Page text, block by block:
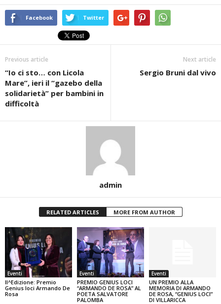
Facebook Twitter
Previous article
“Io ci sto… con Licola
Mare”, ieri il “gazebo della
solidarietà” per bambini in
difficoltà
Next article
Sergio Bruni dal vivo
admin
RELATED ARTICLES MORE FROM AUTHOR
Eventi
II^Edizione: Premio
Genius loci Armando De
Rosa
Eventi
PREMIO GENIUS LOCI
“ARMANDO DE ROSA” AL
POETA SALVATORE
PALOMBA
Eventi
UN PREMIO ALLA
MEMORIA DI ARMANDO
DE ROSA, “GENIUS LOCI”
DI VILLARICCA